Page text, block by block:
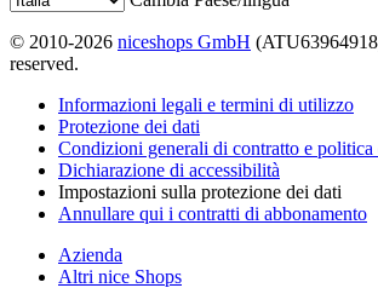
© 2010-2026 niceshops GmbH
reserved.
Informazioni legali e termini di utilizzo
Protezione dei dati
Condizioni generali di contratto e politica
Dichiarazione di accessibilità
Impostazioni sulla protezione dei dati
Annullare qui i contratti di abbonamento
Azienda
Altri nice Shops